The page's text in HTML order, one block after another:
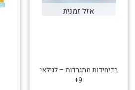
אזל זמנית
בדיחידות מתגרדות – לגילאי
9+